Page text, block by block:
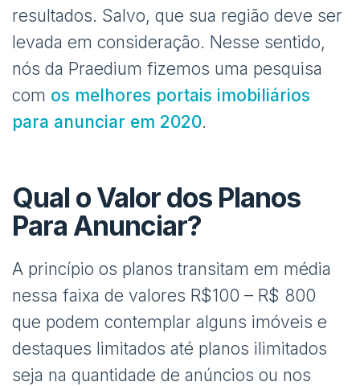
resultados. Salvo, que sua região deve ser
levada em consideração. Nesse sentido,
nós da Praedium fizemos uma pesquisa
com os melhores portais imobiliários
para anunciar em 2020.
Qual o Valor dos Planos
Para Anunciar?
A princípio os planos transitam em média
nessa faixa de valores R$100 – R$ 800
que podem contemplar alguns imóveis e
destaques limitados até planos ilimitados
seja na quantidade de anúncios ou nos